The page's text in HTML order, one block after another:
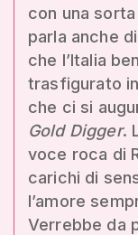
con una
parla anche
che l’Italia
trasfigurato in
che ci si
Gold Digger.
voce roca di
carichi di
l’amore
Verrebbe da